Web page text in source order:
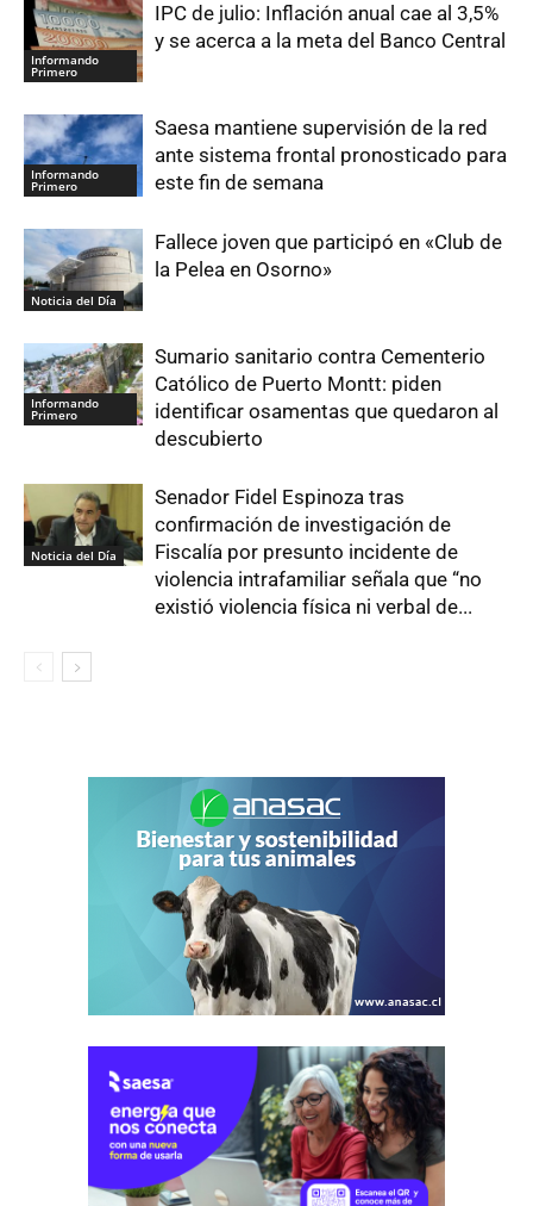
Informando
Primero
IPC de julio: Inflación anual cae al 3,5%
y se acerca a la meta del Banco Central
Informando
Primero
Saesa mantiene supervisión de la red
ante sistema frontal pronosticado para
este fin de semana
Noticia del Día
Fallece joven que participó en «Club de
la Pelea en Osorno»
Informando
Primero
Sumario sanitario contra Cementerio
Católico de Puerto Montt: piden
identificar osamentas que quedaron al
descubierto
Noticia del Día
Senador Fidel Espinoza tras
confirmación de investigación de
Fiscalía por presunto incidente de
violencia intrafamiliar señala que “no
existió violencia física ni verbal de...